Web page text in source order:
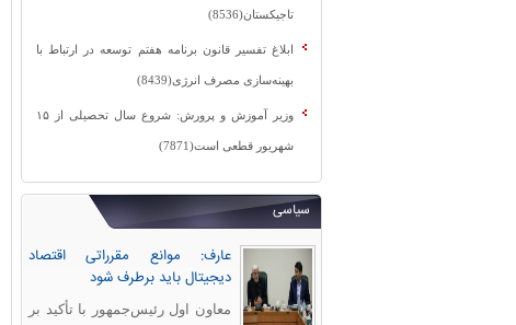
تاجیکستان(8536)
ابلاغ تفسیر قانون برنامه هفتم توسعه در ارتباط با
بهینه‌سازی مصرف انرژی(8439)
وزیر آموزش و پرورش: شروع سال تحصیلی از ۱۵
شهریور قطعی است(7871)
سیاسی
عارف: موانع مقرراتی اقتصاد
دیجیتال باید برطرف شود
معاون اول رئیس‌جمهور با تأکید بر